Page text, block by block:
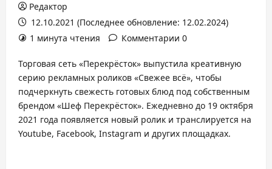
Редактор
12.10.2021 (Последнее обновление: 12.02.2024)
1 минута чтения
Комментарии 0
Торговая сеть «Перекрёсток» выпустила креативную
серию рекламных роликов «Свежее всë», чтобы
подчеркнуть свежесть готовых блюд под собственным
брендом «Шеф Перекрёсток». Ежедневно до 19 октября
2021 года появляется новый ролик и транслируется на
Youtube, Facebook, Instagram и других площадках.